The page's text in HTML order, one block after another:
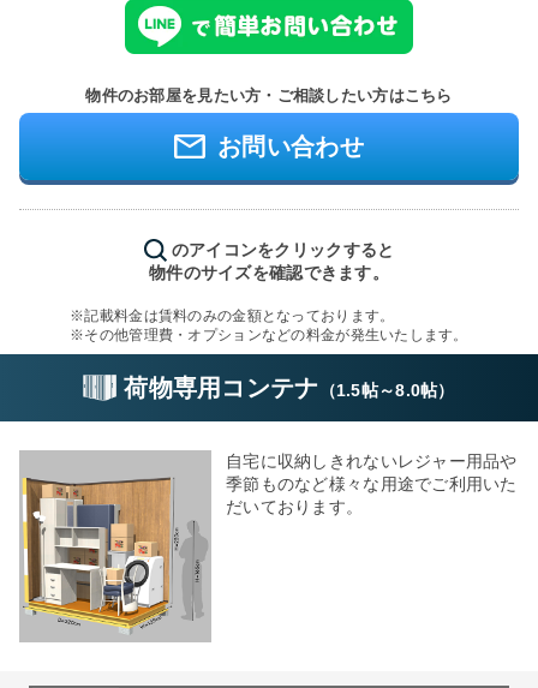
物件のお部屋を見たい方・ご相談したい方はこちら
お問い合わせ
のアイコンをクリックすると
物件のサイズを確認できます。
※記載料金は賃料のみの金額となっております。
※その他管理費・オプションなどの料金が発生いたします。
荷物専用コンテナ （1.5帖～8.0帖）
自宅に収納しきれないレジャー用品や
季節ものなど様々な用途でご利用いた
だいております。